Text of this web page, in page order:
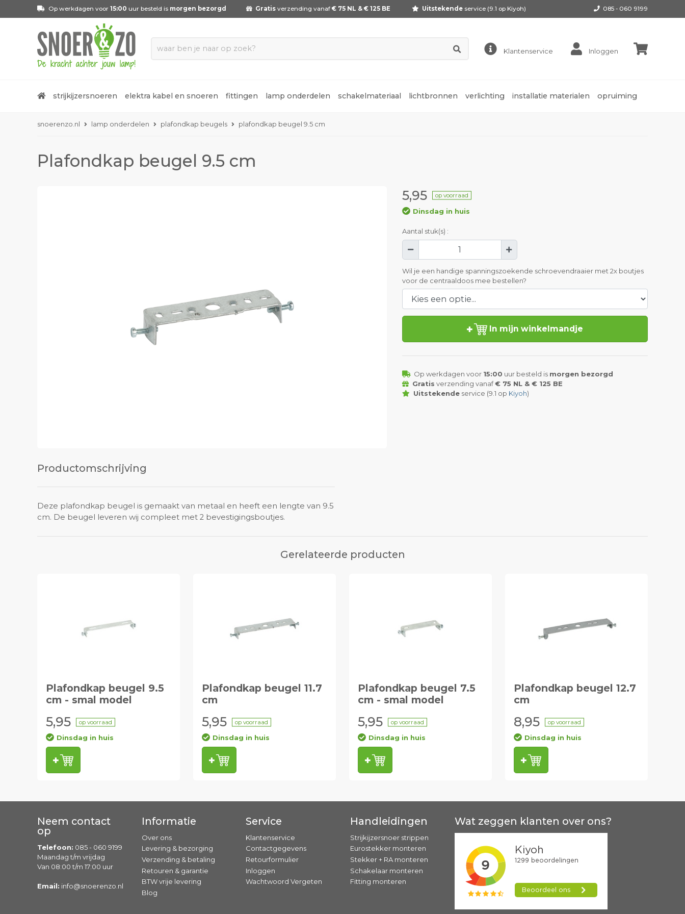
Op werkdagen voor 15:00 uur besteld is morgen bezorgd Gratis verzending vanaf € 75 NL & € 125 BE Uitstekendeservice (9.1 op Kiyoh) 085 - 060 9199
Klantenservice Inloggen
strijkijzersnoeren elektra kabel en snoeren fittingen lamp onderdelen schakelmateriaal lichtbronnen verlichting installatie materialen opruiming
snoerenzo.nl lamp onderdelen plafondkap beugels plafondkap beugel 9.5 cm
Plafondkap beugel 9.5 cm
5,95 op voorraad
Dinsdag in huis
Aantal stuk(s) :
Wil je een handige spanningszoekende schroevendraaier met 2x boutjes
voor de centraaldoos mee bestellen?
In mijn winkelmandje
Op werkdagen voor 15:00 uur besteld is morgen bezorgd
Gratis verzending vanaf€ 75 NL & € 125 BE
Uitstekendeservice (9.1 op Kiyoh)
Productomschrijving
Deze plafondkap beugel is gemaakt van metaal en heeft een lengte van 9.5
cm. De beugel leveren wij compleet met 2 bevestigingsboutjes.
Gerelateerde producten
Plafondkap beugel 9.5
cm - smal model
5,95 op voorraad
Dinsdag in huis
Plafondkap beugel 11.7
cm
5,95 op voorraad
Dinsdag in huis
Plafondkap beugel 7.5
cm - smal model
5,95 op voorraad
Dinsdag in huis
Plafondkap beugel 12.7
cm
8,95 op voorraad
Dinsdag in huis
Neem contact
op
Telefoon: 085 - 060 9199
Maandag t/m vrijdag
Van 08:00 t/m 17:00 uur
Email: info@snoerenzo.nl
Informatie
Over ons
Levering & bezorging
Verzending & betaling
Retouren & garantie
BTW vrije levering
Blog
Service
Klantenservice
Contactgegevens
Retourformulier
Inloggen
Wachtwoord Vergeten
Handleidingen
Strijkijzersnoer strippen
Eurostekker monteren
Stekker + RA monteren
Schakelaar monteren
Fitting monteren
Wat zeggen klanten over ons?